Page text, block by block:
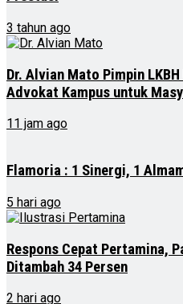
3 tahun ago
Dr. Alvian Mato Pimpin
Advokat Kampus untuk
11 jam ago
Flamoria : 1 Sinergi, 1
5 hari ago
Respons Cepat Pertamina,
Ditambah 34 Persen
2 hari ago